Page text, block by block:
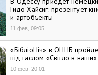
Гидо Хайсиг: презентует
и артобъекты
11 фев, 09:05
«БібліоНіч» в ОННБ
під гаслом «Світло в
10 фев, 20:01